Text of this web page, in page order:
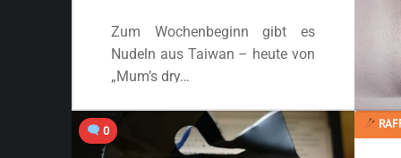
Zum Wochenbeginn gibt es
Nudeln aus Taiwan – heute von
„Mum’s dry…
Ganzes Review lesen “#2803: Mom’s Dry Noodle „Toona Sauce With Sichuan Pepper“”
0